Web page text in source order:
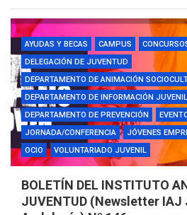
AYUDAS Y BECAS CAMPUS
DELEGACIÓN DE JUVENTUD
DEPARTAMENTO DE ANIMACIÓN
DEPARTAMENTO DE INFORMACIÓN JUVENIL
DEPARTAMENTO DE PREVENCIÓN
JORNADA/CONFERENCIA
JÓVENES
OCIO
VOLUNTARIADO JUVENIL
BOLETÍN DEL INSTITUTO
JUVENTUD (Newsletter IAJ